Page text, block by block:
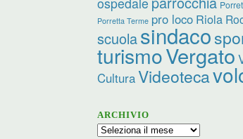
Porretta Terme pro loco Riola
scuolasindaco
turismoVergato
CulturaVideoteca
ARCHIVIO
Archivio